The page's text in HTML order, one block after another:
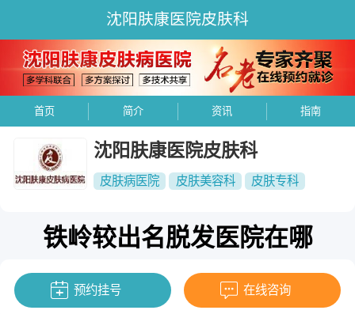
沈阳肤康医院皮肤科
首页 简介 资讯 指南
沈阳肤康医院皮肤科
皮肤病医院 皮肤美容科 皮肤专科
铁岭较出名脱发医院在哪
预约挂号 在线咨询